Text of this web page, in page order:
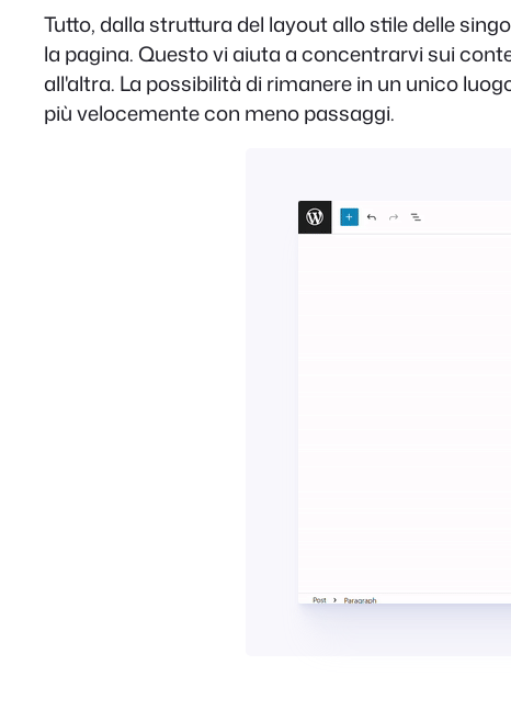
Tutto, dalla struttura del layout allo stile delle
la pagina. Questo vi aiuta a concentrarvi sui
all'altra. La possibilità di rimanere in un unico
più velocemente con meno passaggi.